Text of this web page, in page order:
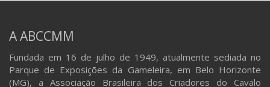
A ABCCMM
Fundada em 16 de julho de 1949, atualmente sediada no
Parque de Exposições da Gameleira, em Belo Horizonte
(MG), a Associação Brasileira dos Criadores do Cavalo